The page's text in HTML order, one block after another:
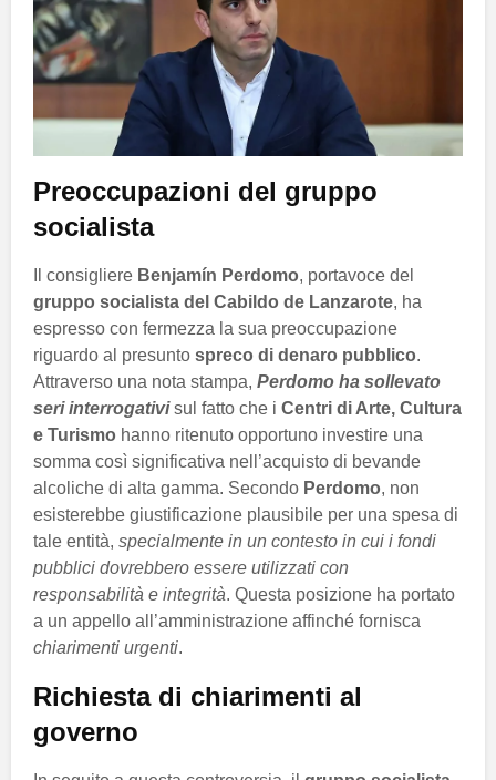
Preoccupazioni del gruppo
socialista
Il consigliere Benjamín Perdomo, portavoce del
gruppo socialista del Cabildo de Lanzarote, ha
espresso con fermezza la sua preoccupazione
riguardo al presunto spreco di denaro pubblico.
Attraverso una nota stampa, Perdomo ha sollevato
seri interrogativisul fatto che i Centri di Arte, Cultura
e Turismo hanno ritenuto opportuno investire una
somma così significativa nell’acquisto di bevande
alcoliche di alta gamma. Secondo Perdomo, non
esisterebbe giustificazione plausibile per una spesa di
tale entità, specialmente in un contesto in cui i fondi
pubblici dovrebbero essere utilizzati con
responsabilità e integrità. Questa posizione ha portato
a un appello all’amministrazione affinché fornisca
chiarimenti urgenti.
Richiesta di chiarimenti al
governo